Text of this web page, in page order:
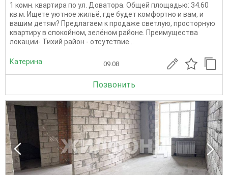
1 комн. квартира по ул. Доватора. Общей площадью: 34.60
кв.м. Ищете уютное жильё, где будет комфортно и вам, и
вашим детям? Предлагаем к продаже светлую, просторную
квартиру в спокойном, зелёном районе. Преимущества
локации- Тихий район - отсутствие...
Катерина 09.08
Позвонить